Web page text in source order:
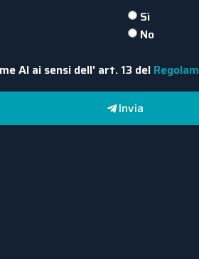
Sì
No
AI ai sensi dell' art. 13 del
Invia